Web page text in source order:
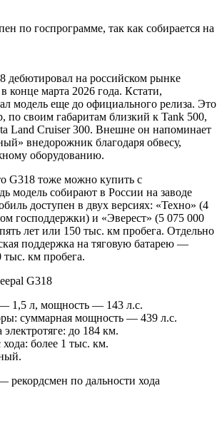
по госпрограмме, так как собирается на
дебютировал на российском рынке
конце марта 2026 года. Кстати,
модель еще до официального релиза. Это
по своим габаритам близкий к Tank 500,
Land Cruiser 300. Внешне он напоминает
внедорожник благодаря обвесу,
оборудованию.
G318 тоже можно купить с
модель собирают в России на заводе
доступен в двух версиях: «Техно» (4
господдержки) и «Эверест» (5 075 000
лет или 150 тыс. км пробега. Отдельно
поддержка на тяговую батарею —
тыс. км пробега.
G318
1,5 л, мощность — 143 л.с.
суммарная мощность — 439 л.с.
электротяге: до 184 км.
более 1 тыс. км.
рекордсмен по дальности хода